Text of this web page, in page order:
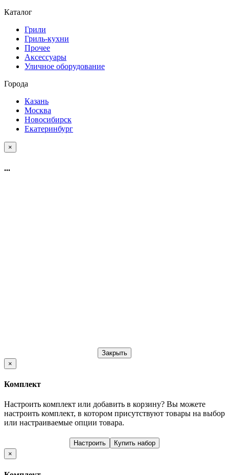
Каталог
Грили
Гриль-кухни
Прочее
Аксессуары
Уличное оборудование
Города
Казань
Москва
Новосибирск
Екатеринбург
×
...
Закрыть
×
Комплект
Настроить комплект или добавить в корзину? Вы можете
настроить комплект, в котором присутствуют товары на выбор
или настраиваемые опции товара.
Настроить
Купить набор
×